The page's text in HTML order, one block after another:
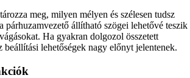
meg, milyen mélyen és szélesen tudsz
párhuzamvezető állítható szögei lehetővé teszik
Ha gyakran dolgozol összetett
beállítási lehetőségek nagy előnyt jelentenek.